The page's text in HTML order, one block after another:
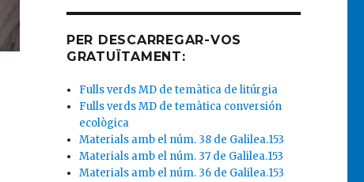
PER DESCARREGAR-VOS
GRATUÏTAMENT:
Fulls verds MD de temàtica de litúrgia
Fulls verds MD de temàtica conversión
ecològica
Materials amb el núm. 38 de Galilea.153
Materials amb el núm. 37 de Galilea.153
Materials amb el núm. 36 de Galilea.153